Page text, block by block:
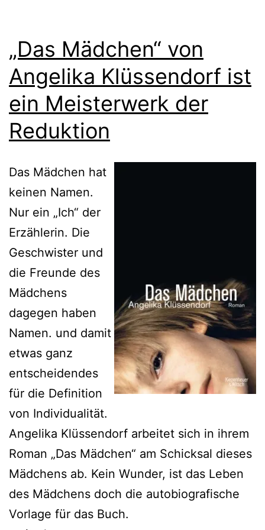
„Das Mädchen“ von
Angelika Klüssendorf ist
ein Meisterwerk der
Reduktion
Das Mädchen hat
keinen Namen.
Nur ein „Ich“ der
Erzählerin. Die
Geschwister und
die Freunde des
Mädchens
dagegen haben
Namen. und damit
etwas ganz
entscheidendes
für die Definition
von Individualität.
Angelika Klüssendorf arbeitet sich in ihrem
Roman „Das Mädchen“ am Schicksal dieses
Mädchens ab. Kein Wunder, ist das Leben
des Mädchens doch die autobiografische
Vorlage für das Buch.